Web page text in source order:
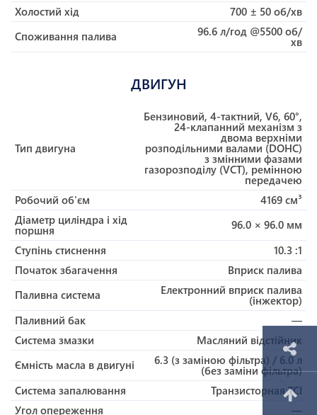
Холостий хід
700 ± 50 об/хв
Споживання палива
96.6 л/год @5500 об/
хв
ДВИГУН
Тип двигуна
Бензиновий, 4-тактний, V6, 60°,
24-клапанний механізм з
двома верхніми
розподільними валами (DOHC)
з змінними фазами
газорозподілу (VCT), ремінною
передачею
Робочий об'єм
4169 см³
Діаметр циліндра і хід
поршня
96.0 × 96.0 мм
Ступінь стиснення
10.3 :1
Початок збагачення
Вприск палива
Паливна система
Електронний вприск палива
(інжектор)
Паливний бак
—
Система змазки
Масляний відстійник
Ємність масла в двигуні
6.3 (з заміною фільтра) / 6.0 л
(без заміни фільтра)
Система запалювання
Транзисторная TCI
Угол опереження
—